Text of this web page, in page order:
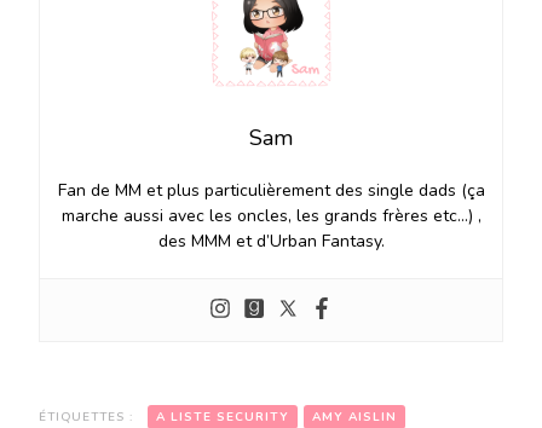
Sam
Fan de MM et plus particulièrement des single dads (ça
marche aussi avec les oncles, les grands frères etc…) ,
des MMM et d’Urban Fantasy.
ÉTIQUETTES : A LISTE SECURITY AMY AISLIN